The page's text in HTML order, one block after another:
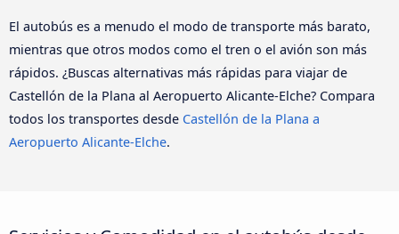
El autobús es a menudo el modo de transporte más barato,
mientras que otros modos como el tren o el avión son más
rápidos. ¿Buscas alternativas más rápidas para viajar de
Castellón de la Plana al Aeropuerto Alicante-Elche? Compara
todos los transportes desde Castellón de la Plana a
Aeropuerto Alicante-Elche.